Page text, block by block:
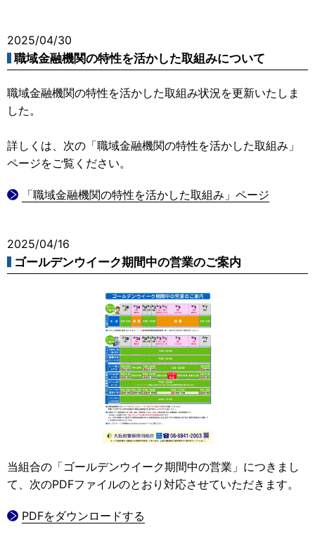
2025/04/30
職域金融機関の特性を活かした取組みについて
職域金融機関の特性を活かした取組み状況を更新いたしま
した。
詳しくは、次の「職域金融機関の特性を活かした取組み」
ページをご覧ください。
「職域金融機関の特性を活かした取組み」ページ
2025/04/16
ゴールデンウイーク期間中の営業のご案内
当組合の「ゴールデンウイーク期間中の営業」につきまし
て、次のPDFファイルのとおり対応させていただきます。
PDFをダウンロードする